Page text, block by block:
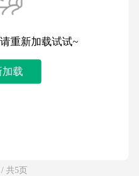
重新加载试试~
载
共5页